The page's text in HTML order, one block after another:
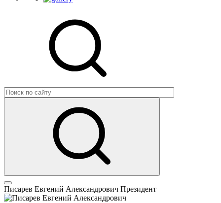
Писарев Евгений Александрович Президент